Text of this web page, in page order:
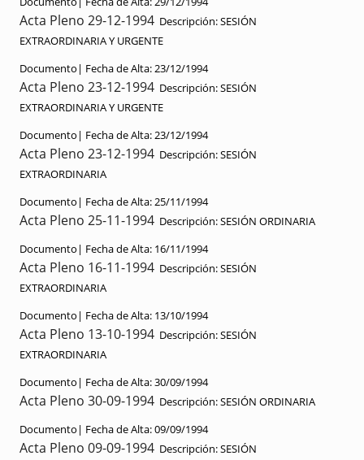
Acta Pleno 29-12-1994 Descripción:SESIÓN
EXTRAORDINARIA Y URGENTE
Documento| Fecha de Alta:23/12/1994
Acta Pleno 23-12-1994 Descripción:SESIÓN
EXTRAORDINARIA Y URGENTE
Documento| Fecha de Alta:23/12/1994
Acta Pleno 23-12-1994 Descripción:SESIÓN
EXTRAORDINARIA
Documento| Fecha de Alta:25/11/1994
Acta Pleno 25-11-1994 Descripción:SESIÓN ORDINARIA
Documento| Fecha de Alta: 16/11/1994
Acta Pleno 16-11-1994 Descripción:SESIÓN
EXTRAORDINARIA
Documento| Fecha de Alta: 13/10/1994
Acta Pleno 13-10-1994 Descripción:SESIÓN
EXTRAORDINARIA
Documento| Fecha de Alta:30/09/1994
Acta Pleno 30-09-1994 Descripción:SESIÓN ORDINARIA
Documento| Fecha de Alta:09/09/1994
Acta Pleno 09-09-1994 Descripción:SESIÓN